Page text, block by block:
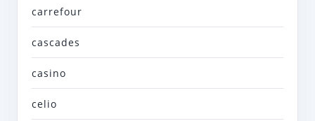
carrefour
cascades
casino
celio